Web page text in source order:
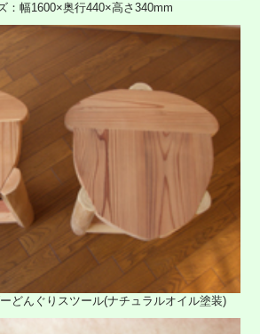
：幅1600×奥行440×高さ340mm
どんぐりスツール(ナチュラルオイル塗装)